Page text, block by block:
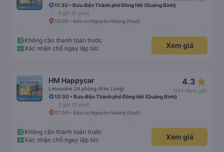
11:30 • Bưu điện Thành phố Đồng Hới (Quảng Bình)
3 giờ 30 phút
15:00 • Bến xe Nguyễn Hoàng (Huế)
Không cần thanh toán trước
Xác nhận chỗ ngay lập tức
Xem giá
HM Happycar
Limousine 24 phòng (Kim Long)
4.3 star_rate
(934 đánh giá)
13:30 • Bưu điện Thành phố Đồng Hới (Quảng Bình)
3 giờ 30 phút
17:00 • Bến xe Nguyễn Hoàng (Huế)
Không cần thanh toán trước
Xác nhận chỗ ngay lập tức
Xem giá